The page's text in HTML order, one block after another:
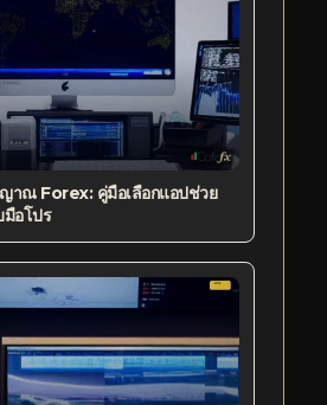
ณ Forex: คู่มือเลือกแอปช่วย
มือโปร